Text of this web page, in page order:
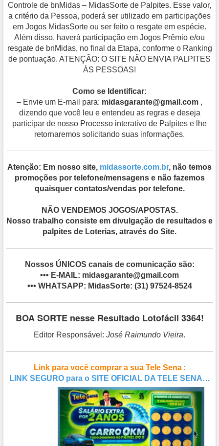
Controle de bnMidas – MidasSorte de Palpites. Esse valor,
a critério da Pessoa, poderá ser utilizado em participações
em Jogos MidasSorte ou ser feito o resgate em espécie.
Além disso, haverá participação em Jogos Prêmio e/ou
resgate de bnMidas, no final da Etapa, conforme o Ranking
de pontuação. ATENÇÃO: O SITE NÃO ENVIA PALPITES
ÀS PESSOAS!
Como se Identificar:
– Envie um E-mail para: midasgarante@gmail.com ,
dizendo que você leu e entendeu as regras e deseja
participar de nosso Processo interativo de Palpites e lhe
retornaremos solicitando suas informações.
Atenção: Em nosso site, midassorte.com.br, não temos
promoções por telefone/mensagens e não fazemos
quaisquer contatos/vendas por telefone.
NÃO VENDEMOS JOGOS/APOSTAS.
Nosso trabalho consiste em divulgação de resultados e
palpites de Loterias, através do Site.
Nossos ÚNICOS canais de comunicação são:
••• E-MAIL: midasgarante@gmail.com
••• WHATSAPP: MidasSorte: (31) 97524-8524
BOA SORTE nesse Resultado Lotofácil 3364!
Editor Responsável: José Raimundo Vieira.
Link para você comprar a sua Tele Sena :
LINK SEGURO para o SITE OFICIAL DA TELE SENA…